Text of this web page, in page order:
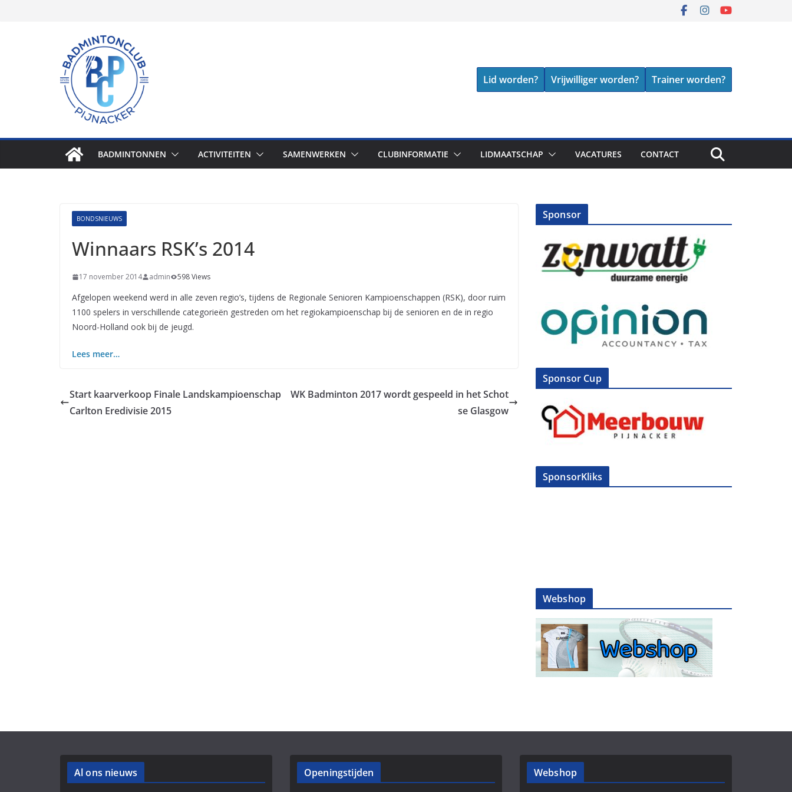
Lid worden? Vrijwilliger worden? Trainer worden?
BADMINTONNEN ACTIVITEITEN SAMENWERKEN CLUBINFORMATIE LIDMAATSCHAP VACATURES CONTACT
BONDSNIEUWS
Winnaars RSK’s 2014
17 november 2014 admin 598 Views
Afgelopen weekend werd in alle zeven regio’s, tijdens de Regionale Senioren Kampioenschappen (RSK), door ruim
1100 spelers in verschillende categorieën gestreden om het regiokampioenschap bij de senioren en de in regio
Noord-Holland ook bij de jeugd.
Lees meer…
Start kaarverkoop Finale Landskampioenschap
Carlton Eredivisie 2015
WK Badminton 2017 wordt gespeeld in het Schot
se Glasgow
Sponsor
Sponsor Cup
SponsorKliks
Webshop
Al ons nieuws Openingstijden Webshop